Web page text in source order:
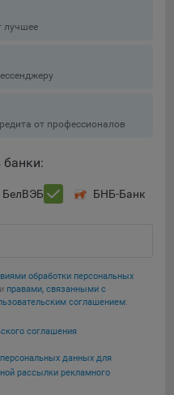
и для предотвращения
пользователями.
собирают информацию о
его предпочтениях и
и других местных
Данные файлы cookie
Обществу вносить в них
всего, помогают
при использовании
эффективность
есть возможность
изменения
лучшее
от профессионалов
банки:
БелВЭБ БНБ-Банк
обработки персональных
правами, связанными с
соглашением:
соглашения
данных для
рассылки рекламного